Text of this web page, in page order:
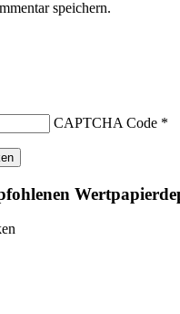
speichern.
CAPTCHA Code *